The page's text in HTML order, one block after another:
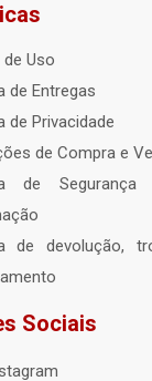
Uso
de Entregas
de Privacidade
de Compra e
de
de devolução,
Sociais